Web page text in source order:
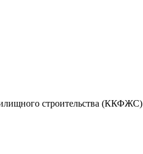
строительства (ККФЖС)